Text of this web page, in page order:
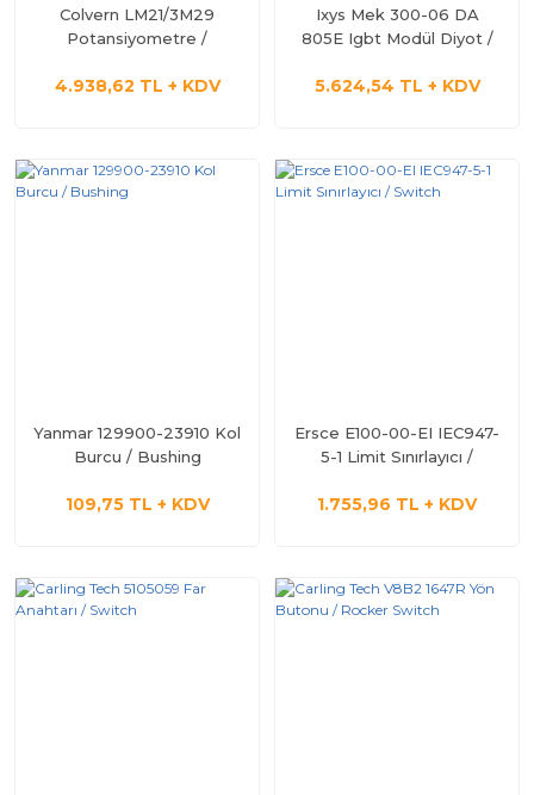
Colvern LM21/3M29
Potansiyometre /
4.938,62 TL + KDV
Ixys Mek 300-06 DA
805E Igbt Modül Diyot /
5.624,54 TL + KDV
Yanmar 129900-23910 Kol
Burcu / Bushing
109,75 TL + KDV
Ersce E100-00-EI IEC947-
5-1 Limit Sınırlayıcı /
1.755,96 TL + KDV